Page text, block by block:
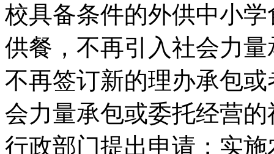
校具备条件的外供中小
供餐，不再引入社会力
不再签订新的理办承包
会力量承包或委托经营
行政部门提出申请；实